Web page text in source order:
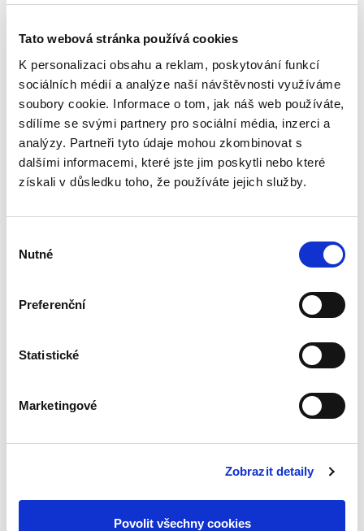
Tato webová stránka používá cookies
K personalizaci obsahu a reklam, poskytování funkcí
sociálních médií a analýze naší návštěvnosti využíváme
soubory cookie. Informace o tom, jak náš web používáte,
sdílíme se svými partnery pro sociální média, inzerci a
analýzy. Partneři tyto údaje mohou zkombinovat s
dalšími informacemi, které jste jim poskytli nebo které
získali v důsledku toho, že používáte jejich služby.
souhlasu
Nutné
Preferenční
Statistické
Marketingové
Zobrazit detaily
Povolit všechny cookies
veřejné
Pavel Šturma,Čestmír Čepelka
890,00 Kč